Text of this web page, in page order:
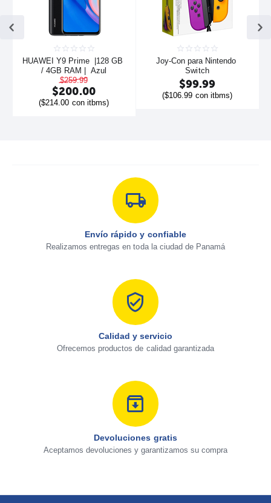
HUAWEI Y9 Prime  |128 GB
/ 4GB RAM |  Azul
$259.99
$200.00
($214.00 con itbms)
Joy-Con para Nintendo
Switch
$99.99
($106.99 con itbms)
Envío rápido y confiable
Realizamos entregas en toda la ciudad de Panamá
Calidad y servicio
Ofrecemos productos de calidad garantizada
Devoluciones gratis
Aceptamos devoluciones y garantizamos su compra